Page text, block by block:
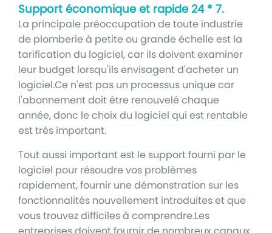
Support économique et rapide 24 * 7.
La principale préoccupation de toute industrie
de plomberie à petite ou grande échelle est la
tarification du logiciel, car ils doivent examiner
leur budget lorsqu'ils envisagent d'acheter un
logiciel.Ce n'est pas un processus unique car
l'abonnement doit être renouvelé chaque
année, donc le choix du logiciel qui est rentable
est très important.
Tout aussi important est le support fourni par le
logiciel pour résoudre vos problèmes
rapidement, fournir une démonstration sur les
fonctionnalités nouvellement introduites et que
vous trouvez difficiles à comprendre.Les